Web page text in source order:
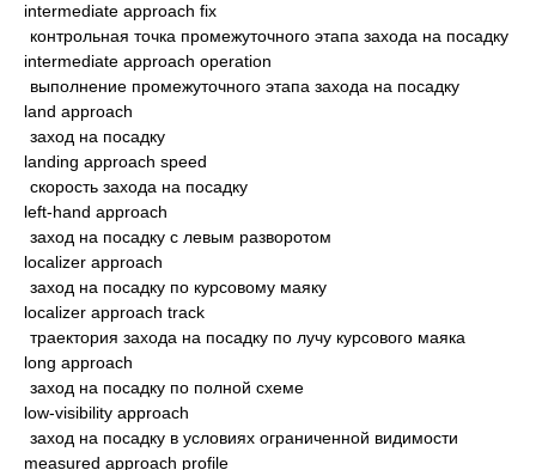
intermediate approach fix
контрольная точка промежуточного этапа захода на посадку
intermediate approach operation
выполнение промежуточного этапа захода на посадку
land approach
заход на посадку
landing approach speed
скорость захода на посадку
left-hand approach
заход на посадку с левым разворотом
localizer approach
заход на посадку по курсовому маяку
localizer approach track
траектория захода на посадку по лучу курсового маяка
long approach
заход на посадку по полной схеме
low-visibility approach
заход на посадку в условиях ограниченной видимости
measured approach profile